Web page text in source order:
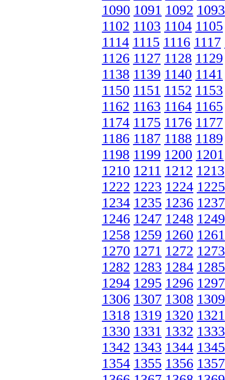
1090 1091 1092 1093
1102 1103 1104 1105
1114 1115 1116 1117
1126 1127 1128 1129
1138 1139 1140 1141
1150 1151 1152 1153
1162 1163 1164 1165
1174 1175 1176 1177
1186 1187 1188 1189
1198 1199 1200 1201
1210 1211 1212 1213
1222 1223 1224 1225
1234 1235 1236 1237
1246 1247 1248 1249
1258 1259 1260 1261
1270 1271 1272 1273
1282 1283 1284 1285
1294 1295 1296 1297
1306 1307 1308 1309
1318 1319 1320 1321
1330 1331 1332 1333
1342 1343 1344 1345
1354 1355 1356 1357